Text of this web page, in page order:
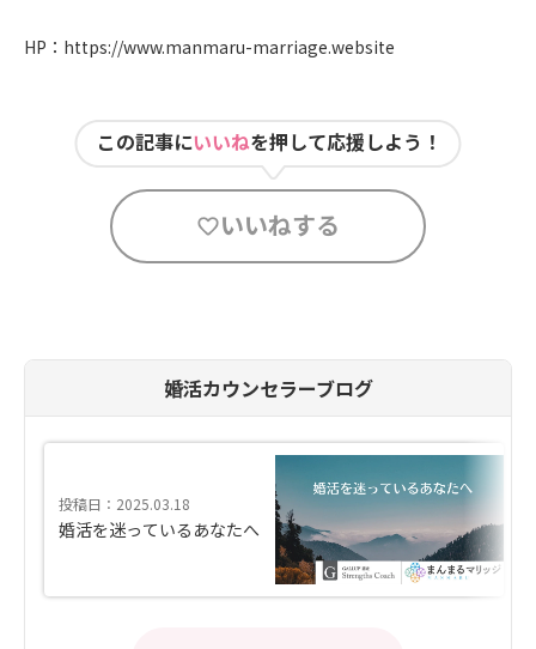
HP： https://www.manmaru-marriage.website
この記事にいいねを押して応援しよう！
いいねする
婚活カウンセラーブログ
投稿日：2025.03.18
婚活を迷っているあなたへ